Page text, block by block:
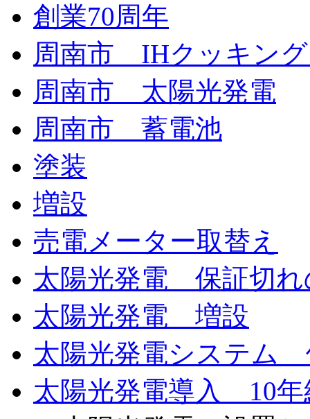
創業70周年
周南市 IHクッキン
周南市 太陽光発電
周南市 蓄電池
塗装
増設
売電メーター取替え
太陽光発電 保証切れ
太陽光発電 増設
太陽光発電システム
太陽光発電導入 10年